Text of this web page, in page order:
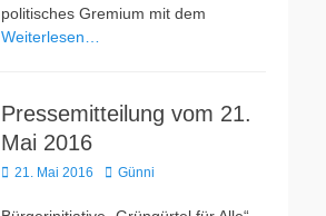
politisches Gremium mit dem
Weiterlesen…
Pressemitteilung vom 21.
Mai 2016
Veröffentlicht
21. Mai 2016 AutorGünni